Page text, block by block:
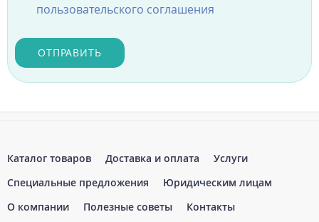
пользовательского соглашения
ОТПРАВИТЬ
Каталог товаров Доставка и оплата
Услуги
Специальные предложения
Юридическим лицам
О компании
Полезные советы Контакты